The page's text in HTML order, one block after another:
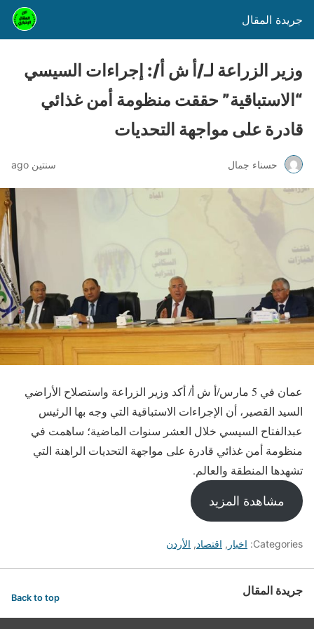
جريدة المقال
وزير الزراعة لـ/أ ش أ/: إجراءات السيسي
“الاستباقية” حققت منظومة أمن غذائي
قادرة على مواجهة التحديات
حسناء جمال سنتين ago
عمان في 5 مارس/أ ش أ/ أكد وزير الزراعة واستصلاح الأراضي
السيد القصير، أن الإجراءات الاستباقية التي وجه بها الرئيس
عبدالفتاح السيسي خلال العشر سنوات الماضية؛ ساهمت في
منظومة أمن غذائي قادرة على مواجهة التحديات الراهنة التي
تشهدها المنطقة والعالم.
مشاهدة المزيد
Categories: اخبار , اقتصاد, الأردن
جريدة المقال Back to top